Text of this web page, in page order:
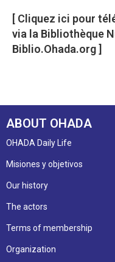
[ Cliquez ici pour
via la Bibliothèque
Biblio.Ohada.org ]
ABOUT OHADA
OHADA Daily Life
Misiones y objetivos
Our history
The actors
Terms of membership
Organization